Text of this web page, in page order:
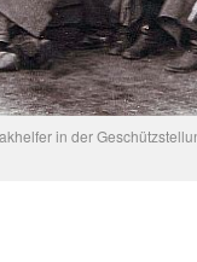
in der